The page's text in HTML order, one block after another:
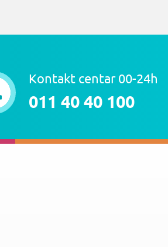
Kontakt centar 00-24h
011 40 40 100